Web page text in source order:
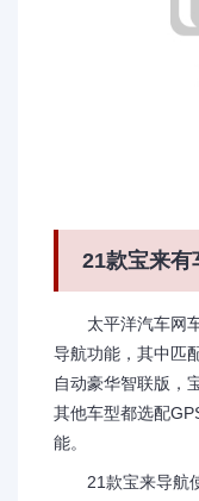
21款宝来有
太平洋汽车网车
导航功能，其中匹
自动豪华智联版，
其他车型都选配
能。
21款宝来导航使